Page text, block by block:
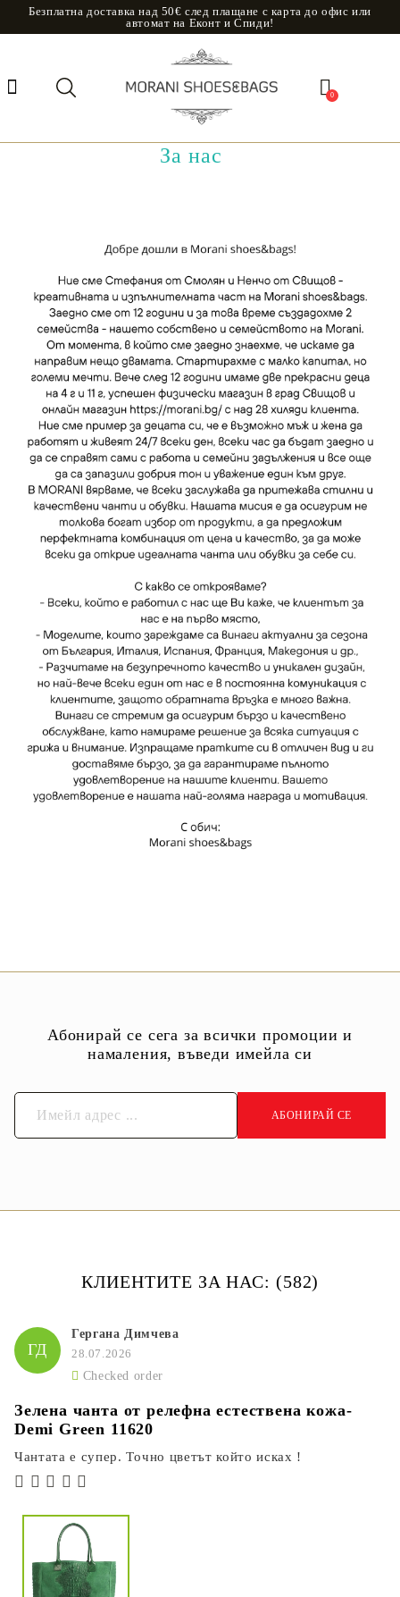
Безплатна доставка над 50€ след плащане с карта до офис или
автомат на Еконт и Спиди!
0
За нас
Абонирай се сега за всички промоции и
намаления, въведи имейла си
КЛИЕНТИТЕ ЗА НАС: (582)
ГД
Гергана Димчева
28.07.2026
Checked order
Зелена чанта от релефна естествена кожа-
Demi Green 11620
Чантата е супер. Точно цветът който исках !